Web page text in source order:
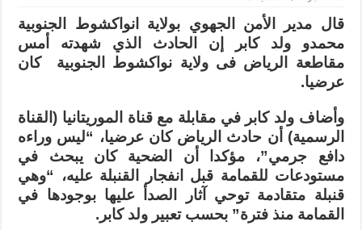
الموريتاني
يؤكد
حادث
“الرياض”
كان
قال مدير الأمن الجهوي بولاية انواكشوط الجنوبية
محمدو ولد كابر إن الحادث الذي شهدته أمس
مقاطعة الرياض فى ولاية نواكشوط الجنوبية كان
عرضيا.
وأضاف ولد كابر في مقابلة مع قناة الموريتانيا (القناة
الرسمية) أن حادث الرياض كان عرضيا، “ليس وراءه
دافع جرمي”، مؤكدا أن الضحية كان يبحث في
مستودعات للقمامة قبل انفجار القنبلة عليه، “وهي
قنبلة متقادمة توحي آثار الصدأ عليها بوجودها في
القمامة منذ فترة” بحسب تعبير ولد كابر.